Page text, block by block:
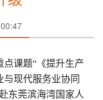
点课题“ 《提升生产
现代服务业协同
东莞滨海湾国家人